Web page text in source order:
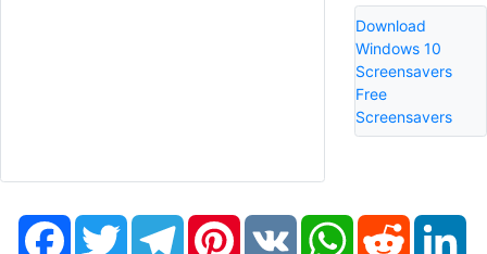
Download
Windows 10
Screensavers
Free
Screensavers
FacebookTwitter TelegramPinterestVK WhatsAppReddit